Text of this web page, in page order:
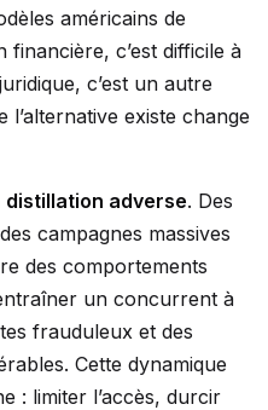
américains de
c’est difficile à
c’est un autre
l’alternative existe change
distillation adverse. Des
campagnes massives
des comportements
un concurrent à
frauduleux et des
Cette dynamique
: limiter l’accès, durcir